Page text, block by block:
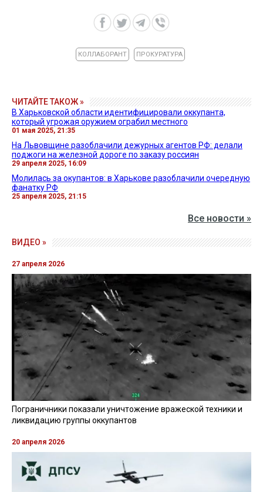
КОЛЛАБОРАНТ ПРОКУРАТУРА
ЧИТАЙТЕ ТАКОЖ »
В Харьковской области идентифицировали оккупанта,
который угрожая оружием ограбил местного
01 мая 2025, 21:35
На Львовщине разоблачили дежурных агентов РФ: делали
поджоги на железной дороге по заказу россиян
29 апреля 2025, 16:09
Молилась за окупантов: в Харькове разоблачили очередную
фанатку РФ
25 апреля 2025, 21:15
Все новости »
ВИДЕО »
27 апреля 2026
Пограничники показали уничтожение вражеской техники и
ликвидацию группы оккупантов
20 апреля 2026